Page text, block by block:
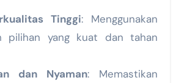
Tinggi: Menggunakan
pilihan yang kuat dan tahan
dan Nyaman: Memastikan